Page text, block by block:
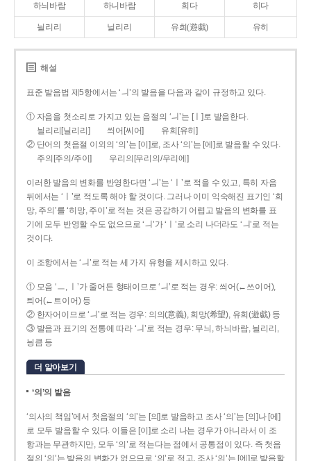
하늬바람 하니바람 희다 히다
늴리리 닐리리 유희(遊戱) 유히
해설
표준 발음법 제5항에서는 ‘ㅢ’의 발음을 다음과 같이 규정하고 있다.
① 자음을 첫소리로 가지고 있는 음절의 ‘ㅢ’는 [ㅣ]로 발음한다.
늴리리[닐리리]
씌어[씨어]
유희[유히]
② 단어의 첫음절 이외의 ‘의’는 [이]로, 조사 ‘의’는 [에]로 발음할 수 있다.
주의[주의/주이]
우리의[우리의/우리에]
이러한 발음의 변화를 반영한다면 ‘ㅢ’는 ‘ㅣ’로 적을 수 있고, 특히 자음
뒤에서는 ‘ㅣ’로 적도록 해야 할 것이다. 그러나 이미 익숙해진 표기인 ‘희
망, 주의’를 ‘히망, 주이’로 적는 것은 공감하기 어렵고 발음의 변화를 표
기에 모두 반영할 수도 없으므로 ‘ㅢ’가 ‘ㅣ’로 소리 나더라도 ‘ㅢ’로 적는
것이다.
이 조항에서는 ‘ㅢ’로 적는 세 가지 유형을 제시하고 있다.
① 모음 ‘ㅡ, ㅣ’가 줄어든 형태이므로 ‘ㅢ’로 적는 경우: 씌어(←쓰이어),
틔어(←트이어) 등
② 한자어이므로 ‘ㅢ’로 적는 경우: 의의(意義), 희망(希望), 유희(遊戱) 등
③ 발음과 표기의 전통에 따라 ‘ㅢ’로 적는 경우: 무늬, 하늬바람, 늴리리,
닁큼 등
더 알아보기
‘의’의 발음
‘의사의 책임’에서 첫음절의 ‘의’는 [의]로 발음하고 조사 ‘의’는 [의]나 [에]
로 모두 발음할 수 있다. 이들은 [이]로 소리 나는 경우가 아니라서 이 조
항과는 무관하지만, 모두 ‘의’로 적는다는 점에서 공통점이 있다. 즉 첫음
절의 ‘의’는 발음의 변화가 없으므로 ‘의’로 적고, 조사 ‘의’는 [에]로 발음할